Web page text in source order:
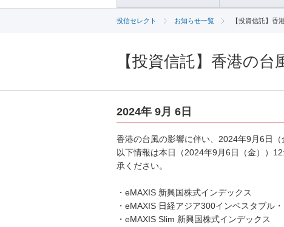
投信セレクト お知らせ一覧 【投資信託】香
【投資信託】香港の
2024年 9月 6日
香港の台風の影響に伴い、2024年9月6日
以下情報は本日（2024年9月6日（金））
承ください。
・eMAXIS 新興国株式インデックス
・eMAXIS 日経アジア300インベスタブル
・eMAXIS Slim 新興国株式インデックス